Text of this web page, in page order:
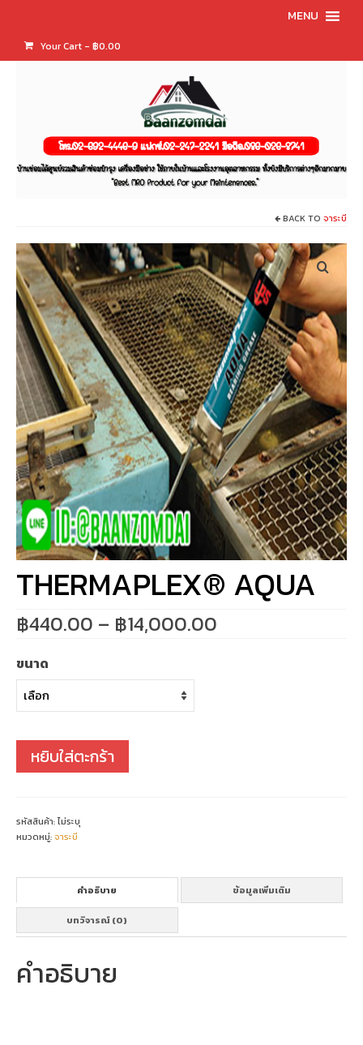
MENU
Your Cart - ฿0.00
BACK TO จาระบี
THERMAPLEX® AQUA
฿440.00 – ฿14,000.00
ขนาด
หยิบใส่ตะกร้า
รหัสสินค้า:ไม่ระบุ
หมวดหมู่:จาระบี
คำอธิบาย ข้อมูลเพิ่มเติม
บทวิจารณ์ (0)
คำอธิบาย